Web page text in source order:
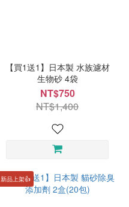
【買1送1】日本製 水族濾材
生物砂 4袋
NT$750
NT$1,400
新品上架👍